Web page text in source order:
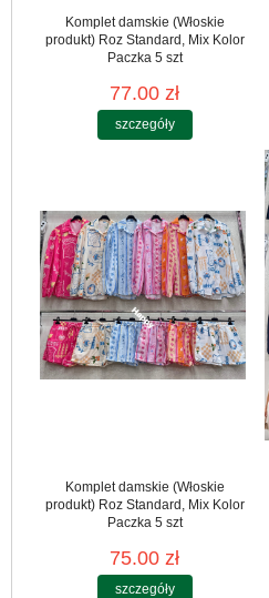
Komplet damskie (Włoskie
produkt) Roz Standard, Mix Kolor
Paczka 5 szt
77.00 zł
szczegóły
Komplet damskie (Włoskie
produkt) Roz Standard, Mix Kolor
Paczka 5 szt
75.00 zł
szczegóły